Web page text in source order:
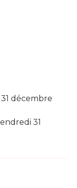
décembre
31